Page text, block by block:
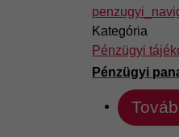
Kategória
Pénzügyi
Pénzügyi